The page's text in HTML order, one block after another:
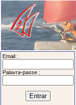
Email :
Palavra-passe :